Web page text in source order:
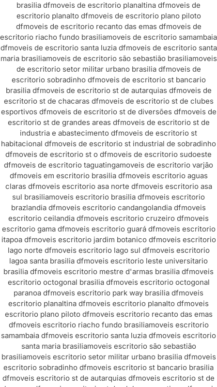
brasilia dfmoveis de escritorio planaltina dfmoveis de
escritorio planalto dfmoveis de escritorio plano piloto
dfmoveis de escritorio recanto das emas dfmoveis de
escritorio riacho fundo brasiliamoveis de escritorio samambaia
dfmoveis de escritorio santa luzia dfmoveis de escritorio santa
maria brasiliamoveis de escritorio são sebastião brasiliamoveis
de escritorio setor militar urbano brasilia dfmoveis de
escritorio sobradinho dfmoveis de escritorio st bancario
brasilia dfmoveis de escritorio st de autarquias dfmoveis de
escritorio st de chacaras dfmoveis de escritorio st de clubes
esportivos dfmoveis de escritorio st de diversões dfmoveis de
escritorio st de grandes areas dfmoveis de escritorio st de
industria e abastecimento dfmoveis de escritorio st
habitacional dfmoveis de escritorio st industrial de sobradinho
dfmoveis de escritorio st o dfmoveis de escritorio sudoeste
dfmoveis de escritorio taguatingamoveis de escritorio varjão
dfmoveis em escritorio brasilia dfmoveis escritorio aguas
claras dfmoveis escritorio asa norte dfmoveis escritorio asa
sul brasiliamoveis escritorio brasilia dfmoveis escritorio
brazlandia dfmoveis escritorio candangolandia dfmoveis
escritorio ceilandia dfmoveis escritorio cruzeiro dfmoveis
escritorio gama dfmoveis escritorio guará dfmoveis escritorio
itapoa dfmoveis escritorio jardim botanico dfmoveis escritorio
lago norte dfmoveis escritorio lago sul dfmoveis escritorio
lagoa santa brasilia dfmoveis escritorio leste universitario
brasilia dfmoveis escritorio mestre d'armas brasilia dfmoveis
escritorio octogonal brasilia dfmoveis escritorio octogonal
paranoa dfmoveis escritorio park way brasilia dfmoveis
escritorio planaltina dfmoveis escritorio planalto dfmoveis
escritorio plano piloto dfmoveis escritorio recanto das emas
dfmoveis escritorio riacho fundo brasiliamoveis escritorio
samambaia dfmoveis escritorio santa luzia dfmoveis escritorio
santa maria brasiliamoveis escritorio são sebastião
brasiliamoveis escritorio setor militar urbano brasilia dfmoveis
escritorio sobradinho dfmoveis escritorio st bancario brasilia
dfmoveis escritorio st de autarquias dfmoveis escritorio st de